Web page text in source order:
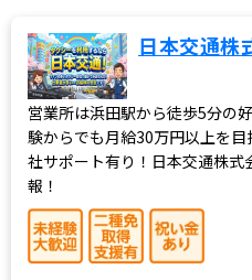
日本交通株
営業所は浜田駅から徒歩5分の
験からでも月給30万円以上を
社サポート有り！日本交通株
報！